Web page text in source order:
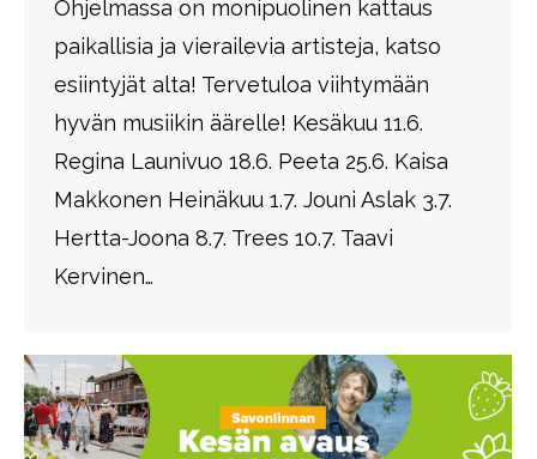
Ohjelmassa on monipuolinen kattaus
paikallisia ja vierailevia artisteja, katso
esiintyjät alta! Tervetuloa viihtymään
hyvän musiikin äärelle! Kesäkuu 11.6.
Regina Launivuo 18.6. Peeta 25.6. Kaisa
Makkonen Heinäkuu 1.7. Jouni Aslak 3.7.
Hertta-Joona 8.7. Trees 10.7. Taavi
Kervinen…